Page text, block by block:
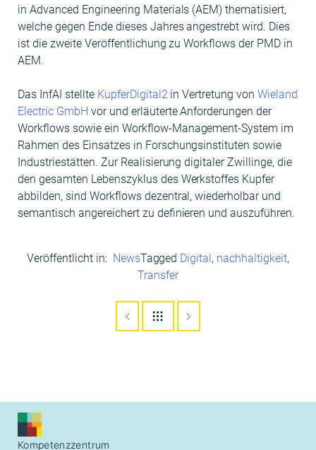
in Advanced Engi­neer­ing Mate­ri­als (AEM) the­ma­tisiert,
welche gegen Ende dieses Jahres angestrebt wird. Dies
ist die zweite Veröf­fentlichung zu Work­flows der PMD in
AEM.
Das InfAI stellte KupferDigital2 in Vertre­tung vonWieland
Elec­tric GmbH vor und erläuterte Anforderun­gen der
Work­flows sowie ein Work­flow-Man­age­ment-Sys­tem im
Rah­men des Ein­satzes in Forschungsin­sti­tuten sowie
Indus­tri­estät­ten. Zur Real­isierung dig­i­taler Zwill­inge, die
den gesamten Leben­szyk­lus des Werk­stoffes Kupfer
abbilden, sind Work­flows dezen­tral, wieder­hol­bar und
seman­tisch angere­ichert zu definieren und auszuführen.
Veröffentlicht in: NewsTagged Digital, nachhaltigkeit,
Transfer
Kompetenzzentrum